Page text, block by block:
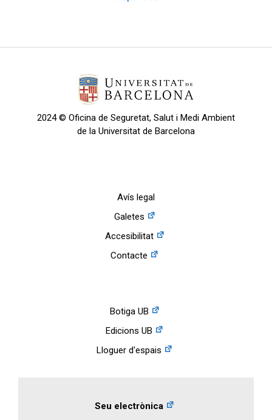
2024 © Oficina de Seguretat, Salut i Medi Ambient
de la Universitat de Barcelona
Avís legal
Galetes
Accesibilitat
Contacte
Botiga UB
Edicions UB
Lloguer d'espais
Seu electrònica